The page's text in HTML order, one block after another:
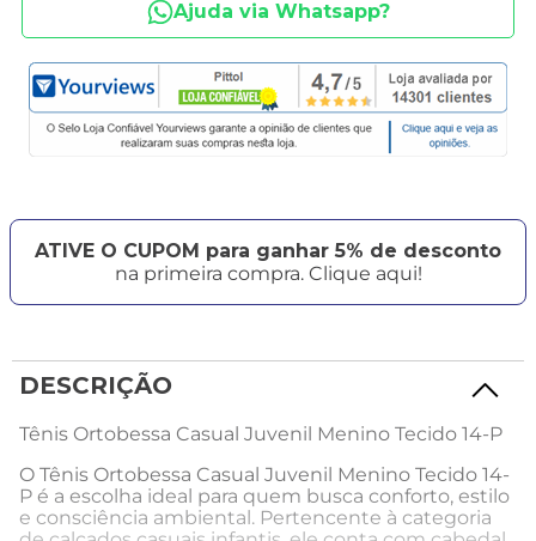
Ajuda via Whatsapp?
ATIVE O CUPOM para ganhar 5% de desconto
na primeira compra. Clique aqui!
DESCRIÇÃO
Tênis Ortobessa Casual Juvenil Menino Tecido 14-P
O Tênis Ortobessa Casual Juvenil Menino Tecido 14-
P é a escolha ideal para quem busca conforto, estilo
e consciência ambiental. Pertencente à categoria